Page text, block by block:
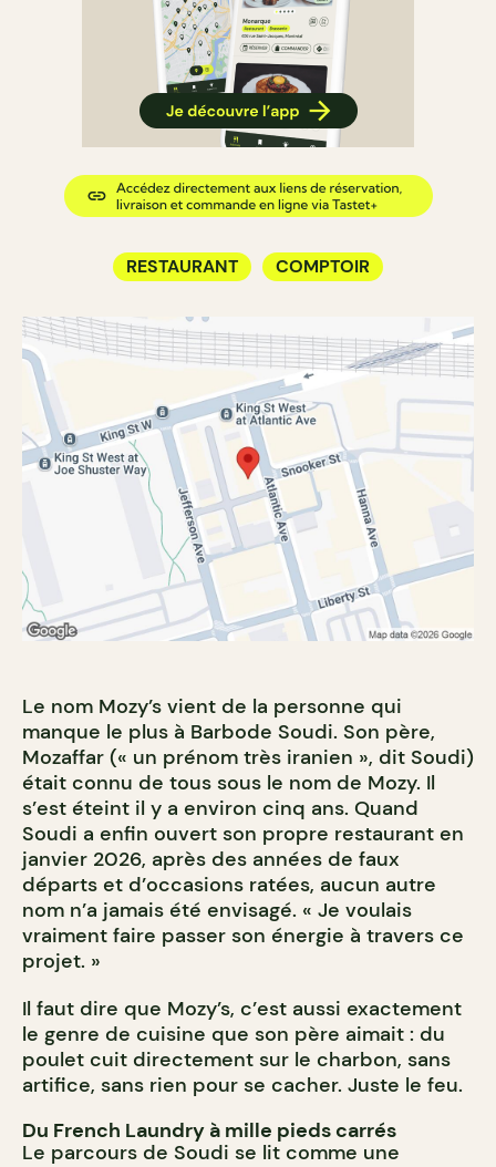
RESTAURANT COMPTOIR
Le nom Mozy’s vient de la personne qui
manque le plus à Barbode Soudi. Son père,
Mozaffar (« un prénom très iranien », dit Soudi)
était connu de tous sous le nom de Mozy. Il
s’est éteint il y a environ cinq ans. Quand
Soudi a enfin ouvert son propre restaurant en
janvier 2026, après des années de faux
départs et d’occasions ratées, aucun autre
nom n’a jamais été envisagé. « Je voulais
vraiment faire passer son énergie à travers ce
projet. »
Il faut dire que Mozy’s, c’est aussi exactement
le genre de cuisine que son père aimait : du
poulet cuit directement sur le charbon, sans
artifice, sans rien pour se cacher. Juste le feu.
Du French Laundry à mille pieds carrés
Le parcours de Soudi se lit comme une